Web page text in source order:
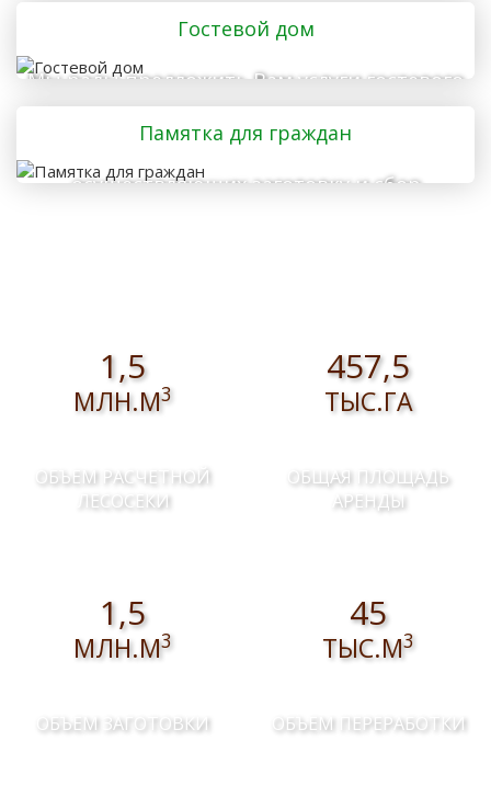
Гостевой дом
Мы рады предложить Вам услуги гостевого
дома
Памятка для граждан
осуществляющих заготовку и сбор
1,5
МЛН.М3
ОБЪЕМ РАСЧЕТНОЙ
ЛЕСОСЕКИ
457,5
ТЫС.ГА
ОБЩАЯ ПЛОЩАДЬ
АРЕНДЫ
1,5
МЛН.М3
ОБЪЕМ ЗАГОТОВКИ
45
ТЫС.М3
ОБЪЕМ ПЕРЕРАБОТКИ